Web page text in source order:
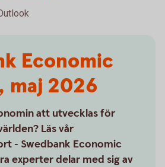
Economic
maj 2026
att utvecklas för
Läs vår
- Swedbank Economic
experter delar med sig av